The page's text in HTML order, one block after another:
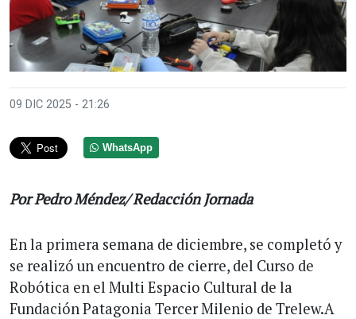
09 DIC 2025 - 21:26
WhatsApp
Por Pedro Méndez/ Redacción Jornada
En la primera semana de diciembre, se completó y
se realizó un encuentro de cierre, del Curso de
Robótica en el Multi Espacio Cultural de la
Fundación Patagonia Tercer Milenio de Trelew.A